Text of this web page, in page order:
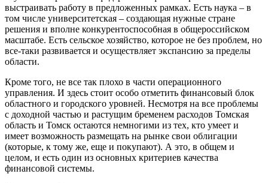
выстраивать работу в предложенных рамках. Есть наука – в
том числе университетская – создающая нужные стране
решения и вполне конкурентоспособная в общероссийском
масштабе. Есть сельское хозяйство, которое не без проблем, но
все-таки развивается и осуществляет экспансию за пределы
области.
Кроме того, не все так плохо в части операционного
управления. И здесь стоит особо отметить финансовый блок
областного и городского уровней. Несмотря на все проблемы
с доходной частью и растущим бременем расходов Томская
область и Томск остаются немногими из тех, кто умеет и
имеет возможность размещать на рынке свои облигации
(которые, к тому же, еще и покупают). А это, в общем и
целом, и есть один из основных критериев качества
финансовой системы.